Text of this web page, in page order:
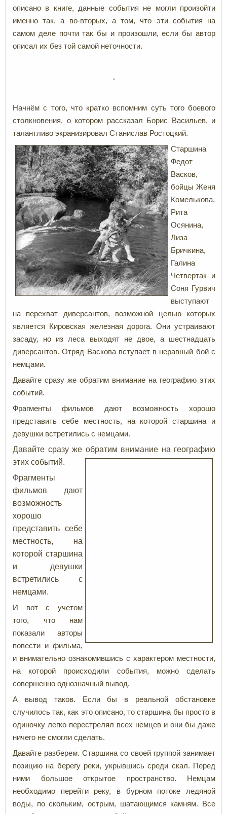
описано в книге, данные события не могли произойти
именно так, а во-вторых, а том, что эти события на
самом деле почти так бы и произошли, если бы автор
описал их без той самой неточности.
Начнём с того, что кратко вспомним суть того боевого
столкновения, о котором рассказал Борис Васильев, и
талантливо экранизировал Станислав Ростоцкий.
Старшина
Федот
Васков,
бойцы Женя
Комелькова,
Рита
Осянина,
Лиза
Бричкина,
Галина
Четвертак и
Соня Гурвич
выступают
на перехват диверсантов, возможной целью которых
является Кировская железная дорога. Они устраивают
засаду, но из леса выходят не двое, а шестнадцать
диверсантов. Отряд Васкова вступает в неравный бой с
немцами.
Давайте сразу же обратим внимание на географию этих
событий.
Фрагменты фильмов дают возможность хорошо
представить себе местность, на которой старшина и
девушки встретились с немцами.
Давайте сразу же обратим внимание на географию
этих событий.
Фрагменты
фильмов дают
возможность
хорошо
представить себе
местность, на
которой старшина
и девушки
встретились с
немцами.
И вот с учетом
того, что нам
показали авторы
повести и фильма,
и внимательно ознакомившись с характером местности,
на которой происходили события, можно сделать
совершенно однозначный вывод.
А вывод таков. Если бы в реальной обстановке
случилось так, как это описано, то старшина бы просто в
одиночку легко перестрелял всех немцев и они бы даже
ничего не смогли сделать.
Давайте разберем. Старшина со своей группой занимает
позицию на берегу реки, укрывшись среди скал. Перед
ними большое открытое пространство. Немцам
необходимо перейти реку, в бурном потоке ледяной
воды, по скольким, острым, шатающимся камням. Все